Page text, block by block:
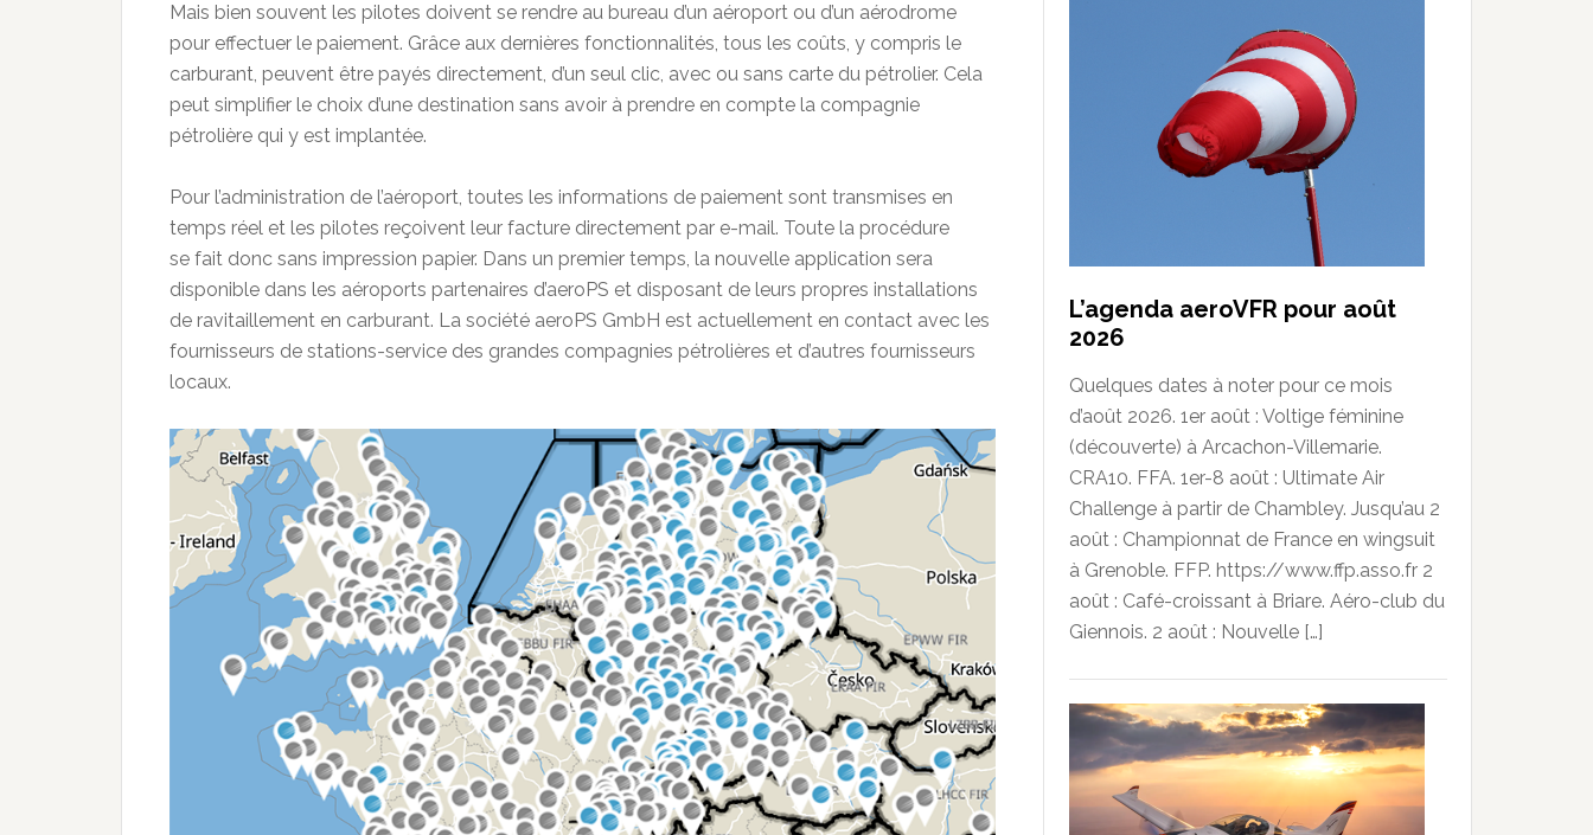
Mais bien souvent les pilotes doivent se rendre au bureau d’un aéroport ou d’un aérodrome
pour effectuer le paiement. Grâce aux dernières fonctionnalités, tous les coûts, y compris le
carburant, peuvent être payés directement, d’un seul clic, avec ou sans carte du pétrolier. Cela
peut simplifier le choix d’une destination sans avoir à prendre en compte la compagnie
pétrolière qui y est implantée.
Pour l’administration de l’aéroport, toutes les informations de paiement sont transmises en
temps réel et les pilotes reçoivent leur facture directement par e-mail. Toute la procédure
se fait donc sans impression papier. Dans un premier temps, la nouvelle application sera
disponible dans les aéroports partenaires d’aeroPS et disposant de leurs propres installations
de ravitaillement en carburant. La société aeroPS GmbH est actuellement en contact avec les
fournisseurs de stations-service des grandes compagnies pétrolières et d’autres fournisseurs
locaux.
L’agenda aeroVFR pour août
2026
Quelques dates à noter pour ce mois
d’août 2026. 1er août : Voltige féminine
(découverte) à Arcachon-Villemarie.
CRA10. FFA. 1er-8 août : Ultimate Air
Challenge à partir de Chambley. Jusqu’au 2
août : Championnat de France en wingsuit
à Grenoble. FFP. https://www.ffp.asso.fr 2
août : Café-croissant à Briare. Aéro-club du
Giennois. 2 août : Nouvelle […]